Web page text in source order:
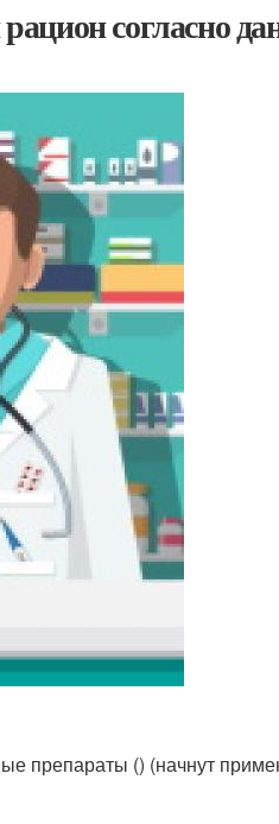
согласно
препараты () (начнут